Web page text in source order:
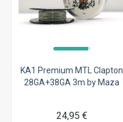
KA1 Premium MTL Clapton
28GA+38GA 3m by Maza
24,95 €